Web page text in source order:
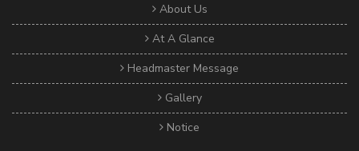
About Us
At A Glance
Headmaster Message
Gallery
Notice